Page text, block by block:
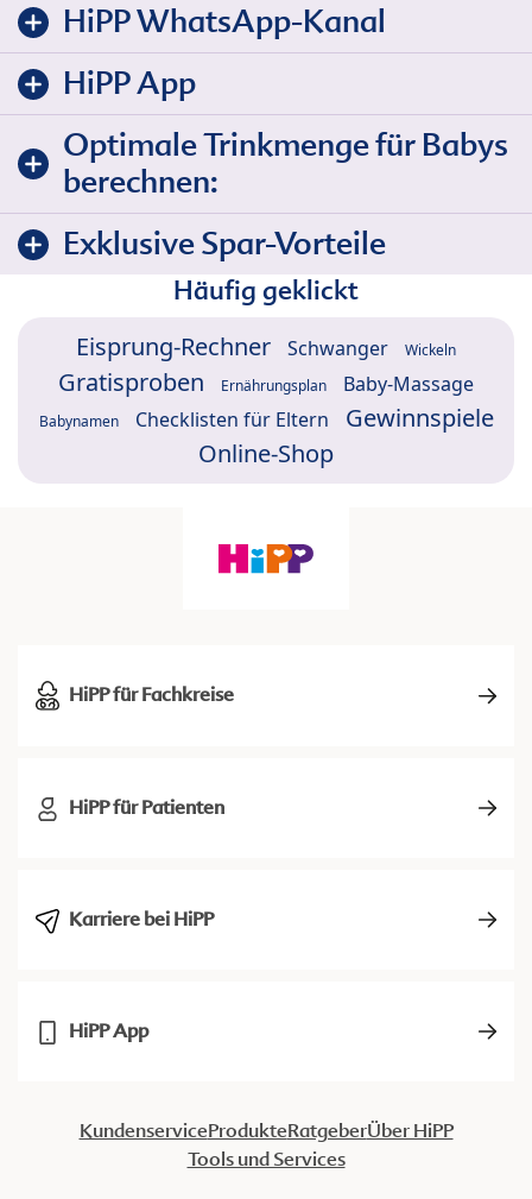
HiPP WhatsApp-Kanal
HiPP App
Optimale Trinkmenge für Babys
berechnen:
Exklusive Spar-Vorteile
Häufig geklickt
Eisprung-Rechner Schwanger Wickeln
Gratisproben Ernährungsplan Baby-Massage
Babynamen Checklisten für Eltern
Gewinnspiele
Online-Shop
HiPP für Fachkreise
HiPP für Patienten
Karriere bei HiPP
HiPP App
KundenserviceProdukteRatgeberÜber HiPP
Tools und Services